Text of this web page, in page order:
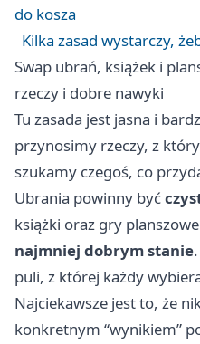
do kosza
Kilka zasad wystarczy,
Swap ubrań, książek i
rzeczy i dobre nawyki
Tu zasada jest jasna i
przynosimy rzeczy, z
szukamy czegoś, co
Ubrania powinny być
książki oraz gry planszowe
najmniej dobrym stanie
puli, z której każdy
Najciekawsze jest to, że
konkretnym “wynikiem”